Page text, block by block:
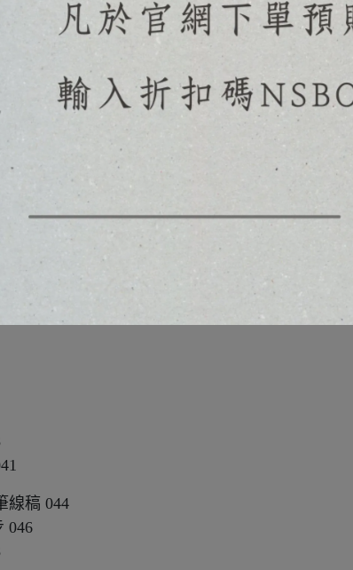
3月
方法 012
PAINT使用方法 014
筆線稿 022
線稿 044
046